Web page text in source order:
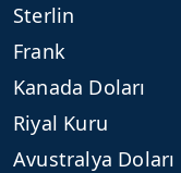
Sterlin
Frank
Kanada Doları
Riyal Kuru
Avustralya Doları